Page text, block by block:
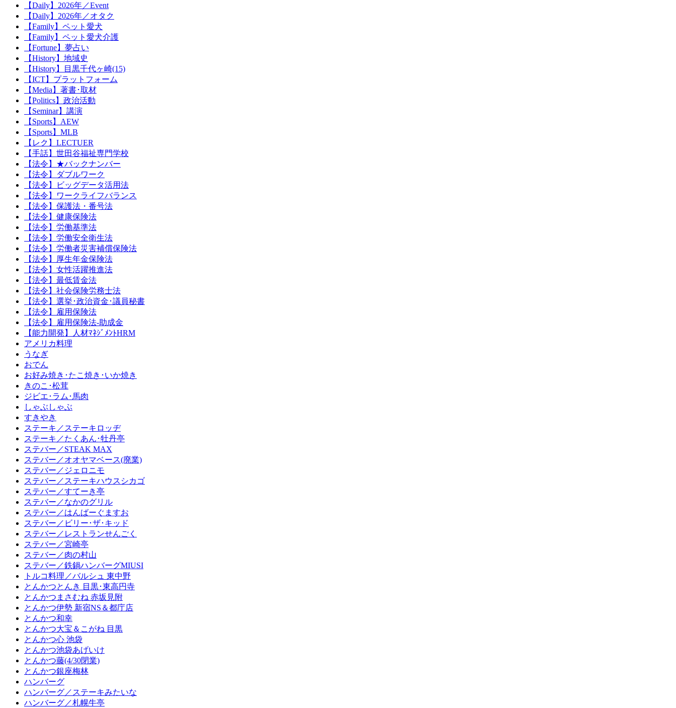
【Daily】2026年／Event
【Daily】2026年／オタク
【Family】ペット愛犬
【Family】ペット愛犬介護
【Fortune】夢占い
【History】地域史
【History】目黒千代ヶ崎(15)
【ICT】プラットフォーム
【Media】著書･取材
【Politics】政治活動
【Seminar】講演
【Sports】AEW
【Sports】MLB
【レク】LECTUER
【手話】世田谷福祉専門学校
【法令】★バックナンバー
【法令】ダブルワーク
【法令】ビッグデータ活用法
【法令】ワークライフバランス
【法令】保護法・番号法
【法令】健康保険法
【法令】労働基準法
【法令】労働安全衛生法
【法令】労働者災害補償保険法
【法令】厚生年金保険法
【法令】女性活躍推進法
【法令】最低賃金法
【法令】社会保険労務士法
【法令】選挙･政治資金･議員秘書
【法令】雇用保険法
【法令】雇用保険法-助成金
【能力開発】人材ﾏﾈｼﾞﾒﾝﾄHRM
アメリカ料理
うなぎ
おでん
お好み焼き･たこ焼き･いか焼き
きのこ･松茸
ジビエ･ラム･馬肉
しゃぶしゃぶ
すきやき
ステーキ／ステーキロッヂ
ステーキ／たくあん･牡丹亭
ステバー／STEAK MAX
ステバー／オオヤマベース(廃業)
ステバー／ジェロニモ
ステバー／ステーキハウスシカゴ
ステバー／すてーき亭
ステバー／なかのグリル
ステバー／はんばーぐますお
ステバー／ビリー･ザ･キッド
ステバー／レストランせんごく
ステバー／宮崎亭
ステバー／肉の村山
ステバー／鉄鍋ハンバーグMIUSI
トルコ料理／バルシュ 東中野
とんかつとんき 目黒･東高円寺
とんかつまさむね 赤坂見附
とんかつ伊勢 新宿NS＆都庁店
とんかつ和幸
とんかつ大宝＆こがね 目黒
とんかつ心 池袋
とんかつ池袋あげいけ
とんかつ藤(4/30閉業)
とんかつ銀座梅林
ハンバーグ
ハンバーグ／ステーキみたいな
ハンバーグ／札幌牛亭